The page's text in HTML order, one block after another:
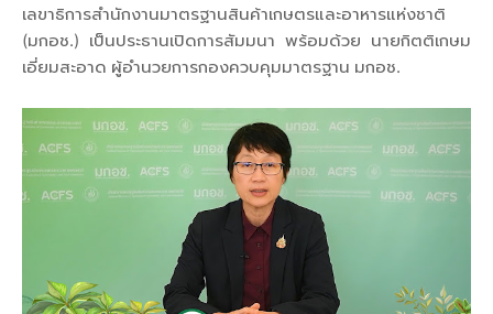
เลขาธิการสำนักงานมาตรฐานสินค้าเกษตรและอาหารแห่งชาติ
(มกอช.) เป็นประธานเปิดการสัมมนา พร้อมด้วย นายกิตติเกษม
เอี่ยมสะอาด ผู้อำนวยการกองควบคุมมาตรฐาน มกอช.